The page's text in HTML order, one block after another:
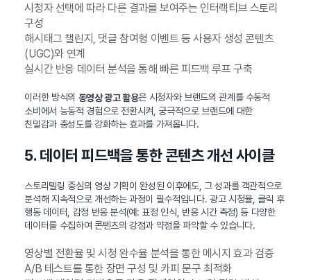
시청자 선택에 따라 다른 결과를 보여주는 인터랙티브 스토리
구성
해시태그 챌린지, 댓글 참여형 이벤트 등 사용자 생성 콘텐츠
(UGC)와 연계
실시간 반응 데이터 분석을 통해 빠른 피드백 루프 구축
이러한 방식의 동영상 광고 활용은 시청자와 브랜드의 관계를 수동적
소비에서 능동적 경험으로 전환시켜, 궁극적으로 브랜드에 대한
친밀감과 충성도를 강화하는 효과를 가져옵니다.
5. 데이터 피드백을 통한 콘텐츠 개선 사이클
스토리텔링 중심의 영상 기획이 완성된 이후에도, 그 성과를 객관적으로
분석해 지속적으로 개선하는 과정이 필수적입니다. 광고 시청율, 클릭 후
행동 데이터, 감정 반응 분석(예: 표정 인식, 반응 시간 측정) 등 다양한
데이터를 수집하여 콘텐츠의 강점과 약점을 파악할 수 있습니다.
영상별 전환율 및 시청 완수율 분석을 통한 메시지 효과 검증
A/B 테스트를 통한 장면 구성 및 카피 문구 최적화